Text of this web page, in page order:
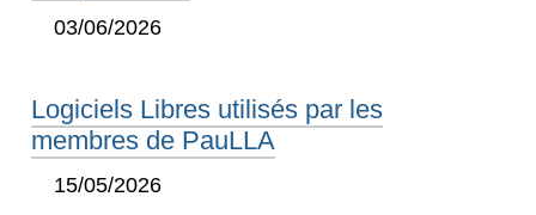
03/06/2026
Logiciels Libres utilisés par les
membres de PauLLA
15/05/2026